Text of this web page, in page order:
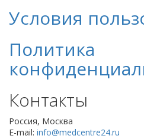
Условия
Политика
Контакты
Россия, Москва
E-mail: info@medcentre24.ru